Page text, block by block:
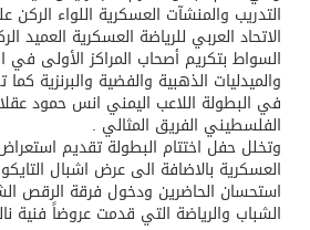
التدريب والمنشآت العسكرية اللواء
الاتحاد العربي للرياضة العسكرية العميد
السواط بتكريم أصحاب المراكز الأولى في
والميدليات الذهبية والفضية والبرنزية
في البطولة اللاعب اليمني انس حمود
الفلسطيني الفريق المثالي .
وتخلل حفل اختتام البطولة تقديم
العسكرية بالاضافة الى عرض اشبال
استحسان الحاضرين ودخول فرقة الرقص
الشباب والرياضة التي قدمت عروضاً فنية